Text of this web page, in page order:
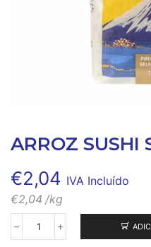
ARROZ SUSHI
€2,04 IVA Incluído
€2,04 /kg
Quantidade